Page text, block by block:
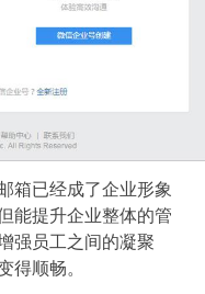
箱已经成了企业形象
能提升企业整体的管
强员工之间的凝聚
得顺畅。